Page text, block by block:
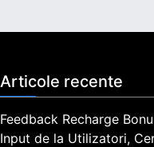
c
f
o
:
Articole recente
Feedback Recharge
Input de la Utilizatori,